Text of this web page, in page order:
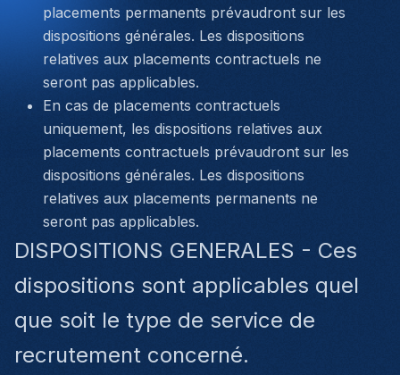
placements permanents prévaudront sur les
dispositions générales. Les dispositions
relatives aux placements contractuels ne
seront pas applicables.
En cas de placements contractuels
uniquement, les dispositions relatives aux
placements contractuels prévaudront sur les
dispositions générales. Les dispositions
relatives aux placements permanents ne
seront pas applicables.
DISPOSITIONS GENERALES - Ces
dispositions sont applicables quel
que soit le type de service de
recrutement concerné.